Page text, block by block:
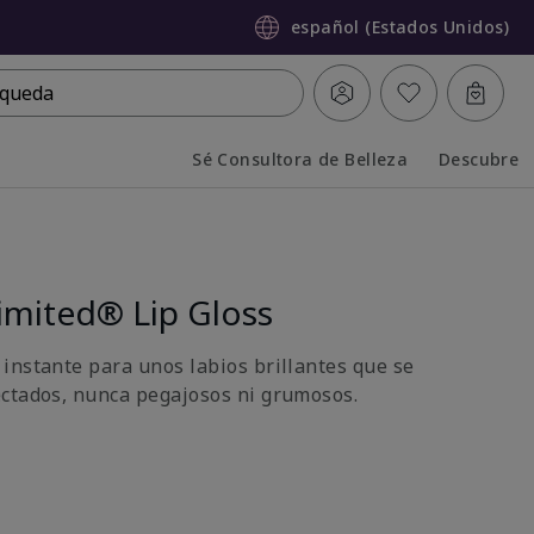
español (Estados Unidos)
Sé Consultora de Belleza Descubre
Lip Gloss
para unos labios brillantes que se
nunca pegajosos ni grumosos.